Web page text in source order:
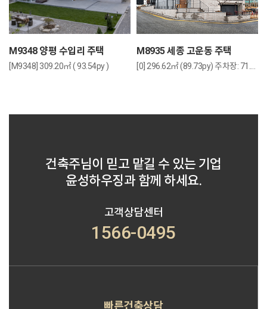
M9348 양평 수입리 주택
[M9348] 309.20㎡ ( 93.54py )
M8935 세종 고운동 주택
건축주님이 믿고 맡길 수 있는 기업
윤성하우징과 함께 하세요.
고객상담센터
1566-0495
빠른건축상담